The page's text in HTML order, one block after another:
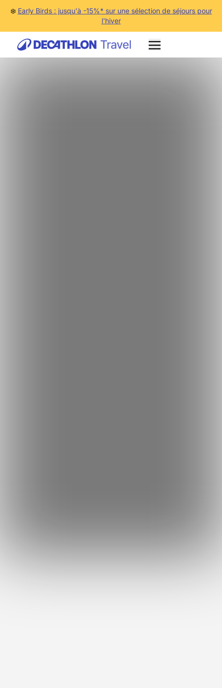
❄️ Early Birds : jusqu'à -15%* sur une sélection de séjours pour
l'hiver